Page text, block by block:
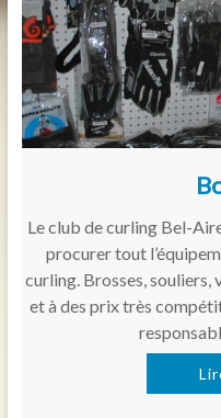
Le club de curling Bel-
procurer tout
curling. Brosses, souliers,
et à des prix très